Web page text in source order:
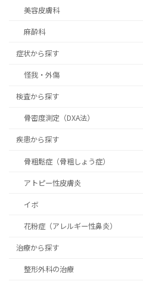
美容皮膚科
麻酔科
症状から探す
怪我・外傷
検査から探す
骨密度測定（DXA法）
疾患から探す
骨粗鬆症（骨粗しょう症）
アトピー性皮膚炎
イボ
花粉症（アレルギー性鼻炎）
治療から探す
整形外科の治療